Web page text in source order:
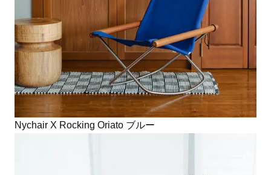
Nychair X Rocking Oriato ブルー